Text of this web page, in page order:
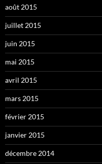
août 2015
juillet 2015
juin 2015
mai 2015
avril 2015
mars 2015
février 2015
janvier 2015
décembre 2014